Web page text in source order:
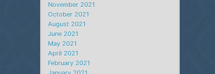
November 2021
October 2021
August 2021
June 2021
May 2021
April 2021
February 2021